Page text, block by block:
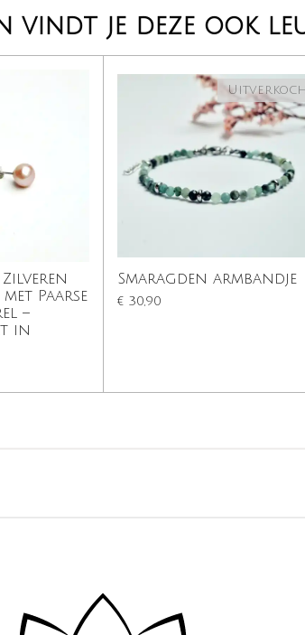
vindt je deze ook
Paarse
–
in
Smaragden armbandje
€ 30,90